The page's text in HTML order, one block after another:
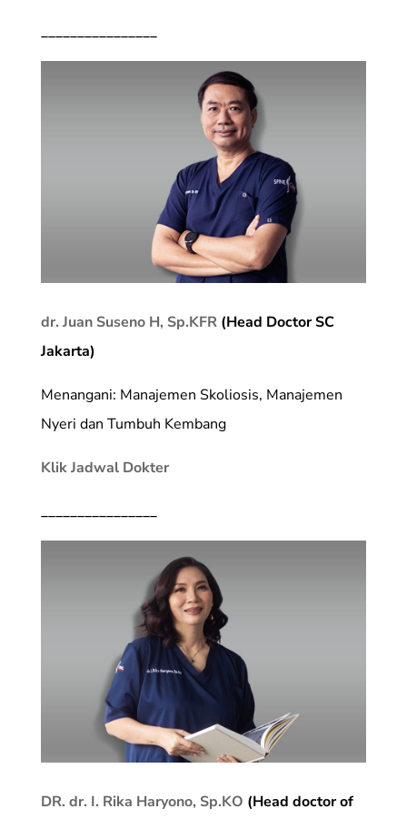
________________
dr. Juan Suseno H, Sp.KFR(Head Doctor SC
Jakarta)
Menangani: Manajemen Skoliosis, Manajemen
Nyeri dan Tumbuh Kembang
Klik Jadwal Dokter
________________
DR. dr. I. Rika Haryono, Sp.KO (Head doctor of